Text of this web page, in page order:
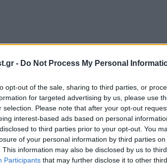
- Do Not Process My Personal
opt-out of the sale, sharing to third parties, or
for targeted advertising by us, please use
selection. Please note that after your opt-out
interest-based ads based on personal
to third parties prior to your opt-out. You
of your personal information by third parties on
This information may also be disclosed by us to
Participants that may further disclose it to other
της οδού Φειδιππίδου και της
κυκλοφορίας προς Μαραθώνα.